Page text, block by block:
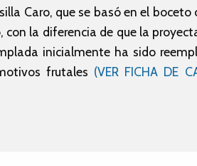
Caro, que se basó en el boceto
con la diferencia de que la
inicialmente ha sido
frutales (VER FICHA DE